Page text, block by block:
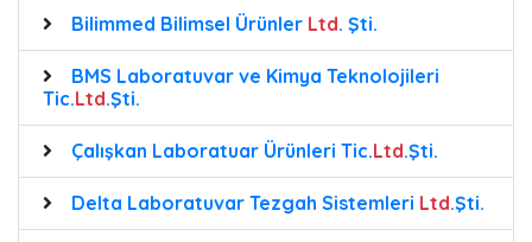
Bilimmed Bilimsel Ürünler Ltd. Şti.
BMS Laboratuvar ve Kimya Teknolojileri
Tic.Ltd.Şti.
Çalışkan Laboratuar Ürünleri Tic.Ltd.Şti.
Delta Laboratuvar Tezgah Sistemleri Ltd.Şti.